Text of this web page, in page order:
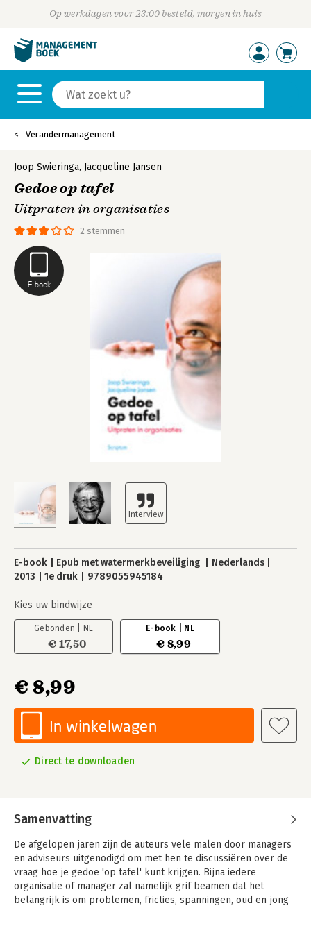
Op werkdagen voor 23:00 besteld, morgen in huis
Verandermanagement
E-book
2 stemmen
Joop Swieringa, Jacqueline Jansen
Gedoe op tafel
Uitpraten in organisaties
E-book Epub met watermerkbeveiliging
Nederlands
2013
1e druk 9789055945184
Kies uw bindwijze
Gebonden | NL
€ 17,50
E-book | NL
€ 8,99
€ 8,99
In winkelwagen
Direct te downloaden
Samenvatting
De afgelopen jaren zijn de auteurs vele malen door managers
en adviseurs uitgenodigd om met hen te discussiëren over de
vraag hoe je gedoe 'op tafel' kunt krijgen. Bijna iedere
organisatie of manager zal namelijk grif beamen dat het
belangrijk is om problemen, fricties, spanningen, oud en jong